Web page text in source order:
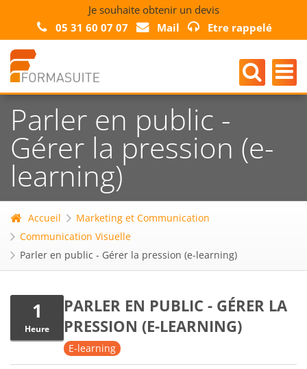
Je souhaite obtenir un devis
05 31 60 07 07
Mail Etre rappelé
Parler en public -
Gérer la pression (e-
learning)
Accueil
Marketing et Communication
Communication Visuelle
Parler en public - Gérer la pression (e-learning)
1
Heure
PARLER EN PUBLIC - GÉRER LA
PRESSION (E-LEARNING)
E-learning